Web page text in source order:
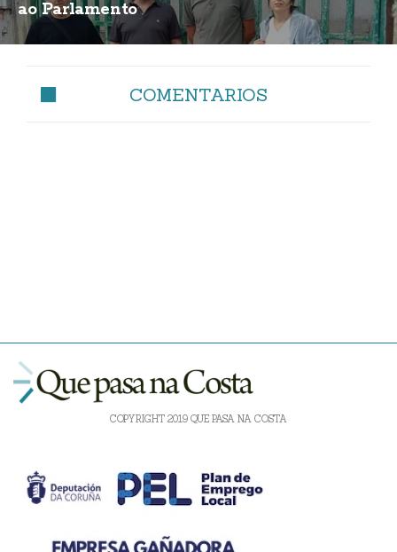
ao Parlamento
COMENTARIOS
COPYRIGHT 2019 QUE PASA NA COSTA